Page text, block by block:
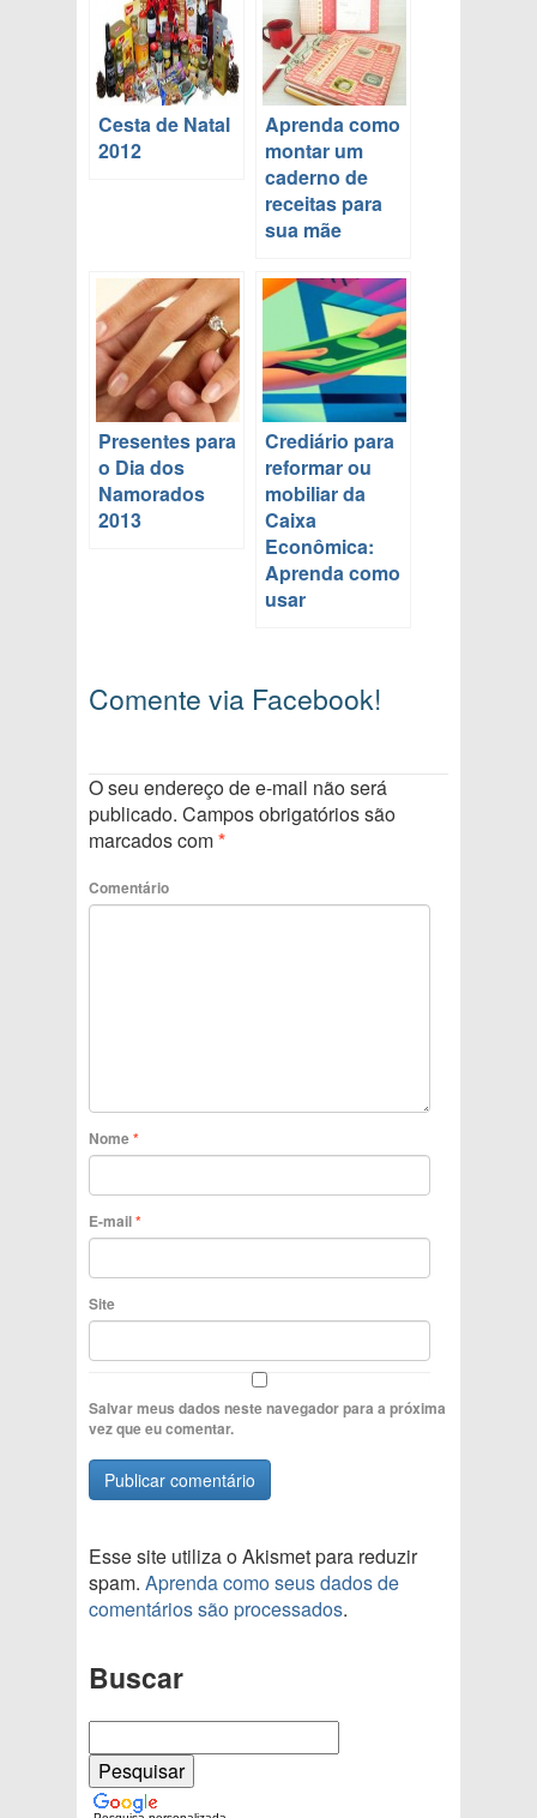
Cesta de Natal
2012
Aprenda como
montar um
caderno de
receitas para
sua mãe
Presentes para
o Dia dos
Namorados
2013
Crediário para
reformar ou
mobiliar da
Caixa
Econômica:
Aprenda como
usar
Comente via Facebook!
O seu endereço de e-mail não será
publicado. Campos obrigatórios são
marcados com*
Comentário
Nome*
E-mail*
Site
Salvar meus dados neste navegador para a próxima
vez que eu comentar.
Esse site utiliza o Akismet para reduzir
spam. Aprenda como seus dados de
comentários são processados.
Buscar